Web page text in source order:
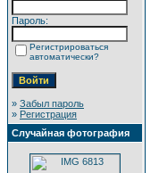
Пароль:
Регистрироваться
автоматически?
» Забыл пароль
» Регистрация
Случайная фотография